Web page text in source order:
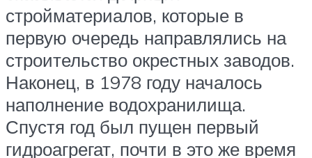
стройматериалов, которые в
первую очередь направлялись на
строительство окрестных заводов.
Наконец, в 1978 году началось
наполнение водохранилища.
Спустя год был пущен первый
гидроагрегат, почти в это же время